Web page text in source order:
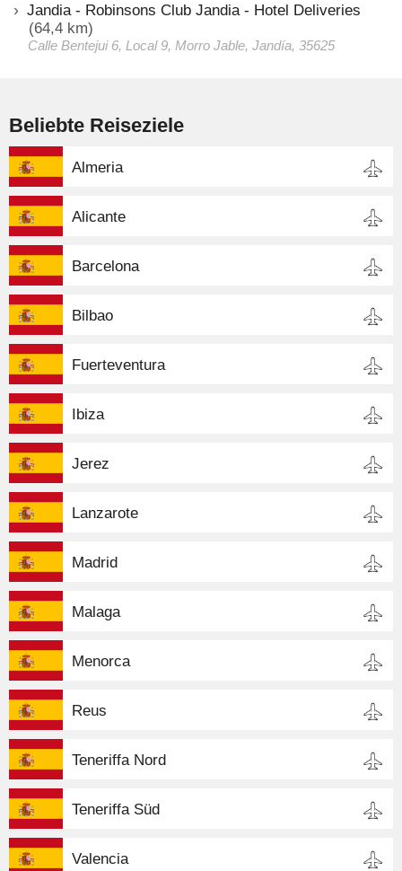
Jandia - Robinsons Club Jandia - Hotel Deliveries
(64,4 km)
Calle Bentejui 6, Local 9, Morro Jable, Jandía, 35625
Beliebte Reiseziele
Almeria
Alicante
Barcelona
Bilbao
Fuerteventura
Ibiza
Jerez
Lanzarote
Madrid
Malaga
Menorca
Reus
Teneriffa Nord
Teneriffa Süd
Valencia